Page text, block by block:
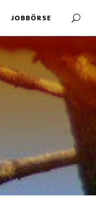
JOBBÖRSE